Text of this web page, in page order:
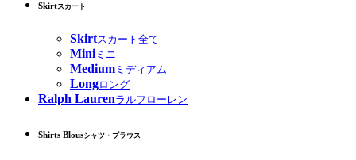
Skirtスカート
Skirtスカート全て
Miniミニ
Medium ミディアム
Longロング
Ralph Laurenラルフローレン
Shirts Blousシャツ・ブラウス